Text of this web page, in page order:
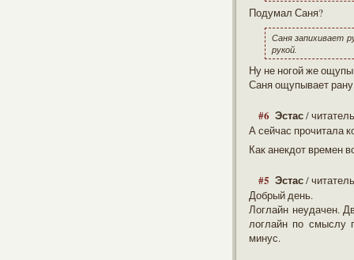
Подумал Саня?
Саня запихивает
рукой.
Ну не ногой же
Саня ощупывает
#6 Эстас/ читатель
А сейчас прочитала
Как анекдот времен
#5 Эстас/ читатель
Добрый день.
Логлайн неудачен.
логлайн по смыслу
минус.